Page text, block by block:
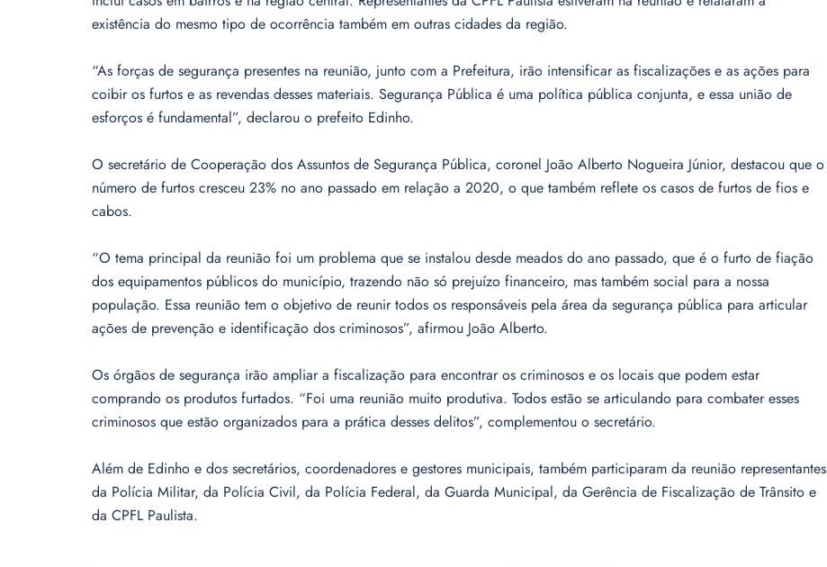
existência do mesmo tipo de ocorrência também em outras cidades da região.
“As forças de segurança presentes na reunião, junto com a Prefeitura, irão intensificar as fiscalizações e as ações para
coibir os furtos e as revendas desses materiais. Segurança Pública é uma política pública conjunta, e essa união de
esforços é fundamental”, declarou o prefeito Edinho.
O secretário de Cooperação dos Assuntos de Segurança Pública, coronel João Alberto Nogueira Júnior, destacou que o
número de furtos cresceu 23% no ano passado em relação a 2020, o que também reflete os casos de furtos de fios e
cabos.
“O tema principal da reunião foi um problema que se instalou desde meados do ano passado, que é o furto de fiação
dos equipamentos públicos do município, trazendo não só prejuízo financeiro, mas também social para a nossa
população. Essa reunião tem o objetivo de reunir todos os responsáveis pela área da segurança pública para articular
ações de prevenção e identificação dos criminosos”, afirmou João Alberto.
Os órgãos de segurança irão ampliar a fiscalização para encontrar os criminosos e os locais que podem estar
comprando os produtos furtados. “Foi uma reunião muito produtiva. Todos estão se articulando para combater esses
criminosos que estão organizados para a prática desses delitos”, complementou o secretário.
Além de Edinho e dos secretários, coordenadores e gestores municipais, também participaram da reunião representantes
da Polícia Militar, da Polícia Civil, da Polícia Federal, da Guarda Municipal, da Gerência de Fiscalização de Trânsito e
da CPFL Paulista.